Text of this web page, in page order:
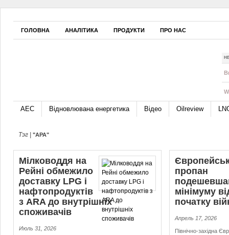
ГОЛОВНА АНАЛІТИКА ПРОДУКТИ ПРО НАС
АЕС Відновлювана енергетика Відео Oilreview
Тэг | "АРА"
Мілководдя на
Рейні обмежило
доставку LPG і
нафтопродуктів
з ARA до внутрішніх
споживачів
Июль 31, 2026
пропан
мінімуму
початку
Апрель 17, 2026
Північно-західна